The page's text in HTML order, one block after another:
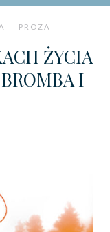
PROZA
ŻYCIA
I